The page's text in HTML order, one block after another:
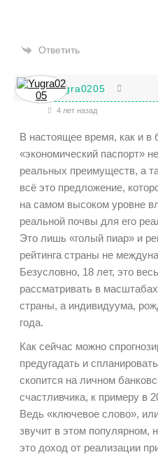
Ответить
Yugra0205
4 лет назад
В настоящее время, как и в
«экономический паспорт»
реальных преимуществ, а
всё это предложение,
на самом высоком уровне
реальной почвы для его
Это лишь «голый пиар» и
рейтинга страны не
Безусловно, 18 лет, это
рассматривать в
страны, а индивидуума,
года.
Как сейчас можно
предугадать и
скопится на личном
счастливчика, к примеру в
Ведь «ключевое слово»,
звучит в этом популярном,
это доход от реализации